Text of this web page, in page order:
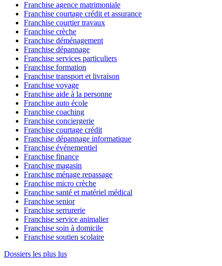
Franchise agence matrimoniale
Franchise courtage crédit et assurance
Franchise courtier travaux
Franchise crèche
Franchise déménagement
Franchise dépannage
Franchise services particuliers
Franchise formation
Franchise transport et livraison
Franchise voyage
Franchise aide à la personne
Franchise auto école
Franchise coaching
Franchise conciergerie
Franchise courtage crédit
Franchise dépannage informatique
Franchise événementiel
Franchise finance
Franchise magasin
Franchise ménage repassage
Franchise micro crèche
Franchise santé et matériel médical
Franchise senior
Franchise serrurerie
Franchise service animalier
Franchise soin à domicile
Franchise soutien scolaire
Dossiers les plus lus